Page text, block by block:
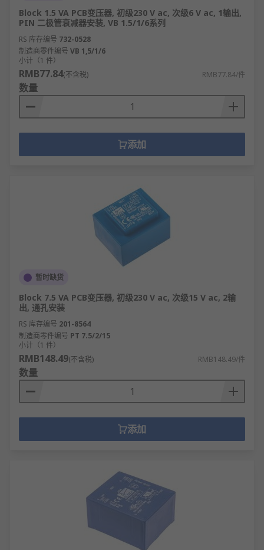
Block 1.5 VA PCB变压器, 初级230 V ac, 次级6 V ac, 1输出,
PIN 二极管衰减器安装, VB 1.5/1/6系列
RS 库存编号 732-0528
制造商零件编号 VB 1,5/1/6
小计（1 件）
RMB77.84(不含税) RMB77.84/件
数量
添加
暂时缺货
Block 7.5 VA PCB变压器, 初级230 V ac, 次级15 V ac, 2输
出, 通孔安装
RS 库存编号 201-8564
制造商零件编号 PT 7.5/2/15
小计（1 件）
RMB148.49(不含税) RMB148.49/件
数量
添加